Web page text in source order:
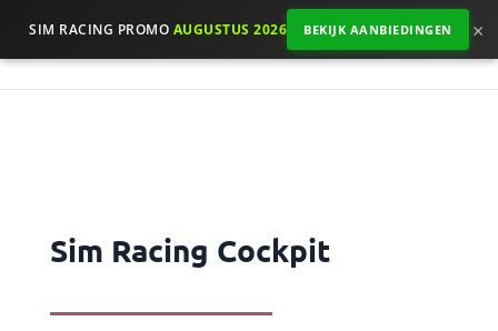
SIM RACING PROMO AUGUSTUS 2026 BEKIJK AANBIEDINGEN ×
Sim Racing Cockpit